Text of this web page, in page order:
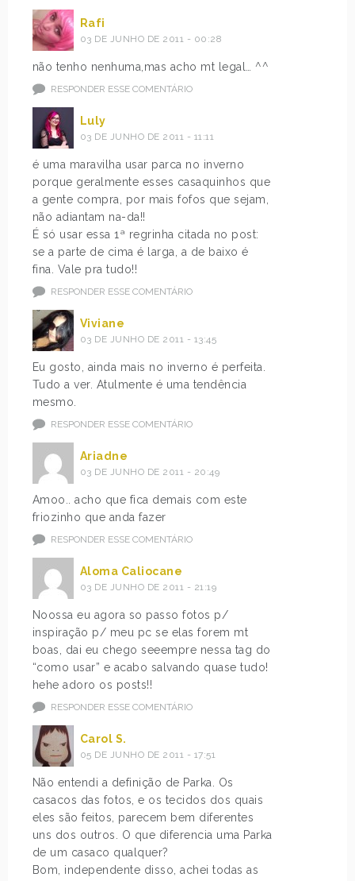
Rafi
03 DE JUNHO DE 2011 - 00:28
não tenho nenhuma,mas acho mt legal… ^^
RESPONDER ESSE COMENTÁRIO
Luly
03 DE JUNHO DE 2011 - 11:11
é uma maravilha usar parca no inverno
porque geralmente esses casaquinhos que
a gente compra, por mais fofos que sejam,
não adiantam na-da!!
É só usar essa 1ª regrinha citada no post:
se a parte de cima é larga, a de baixo é
fina. Vale pra tudo!!
RESPONDER ESSE COMENTÁRIO
Viviane
03 DE JUNHO DE 2011 - 13:45
Eu gosto, ainda mais no inverno é perfeita.
Tudo a ver. Atulmente é uma tendência
mesmo.
RESPONDER ESSE COMENTÁRIO
Ariadne
03 DE JUNHO DE 2011 - 20:49
Amoo.. acho que fica demais com este
friozinho que anda fazer
RESPONDER ESSE COMENTÁRIO
Aloma Caliocane
03 DE JUNHO DE 2011 - 21:19
Noossa eu agora so passo fotos p/
inspiração p/ meu pc se elas forem mt
boas, dai eu chego seeempre nessa tag do
“como usar” e acabo salvando quase tudo!
hehe adoro os posts!!
RESPONDER ESSE COMENTÁRIO
Carol S.
05 DE JUNHO DE 2011 - 17:51
Não entendi a definição de Parka. Os
casacos das fotos, e os tecidos dos quais
eles são feitos, parecem bem diferentes
uns dos outros. O que diferencia uma Parka
de um casaco qualquer?
Bom, independente disso, achei todas as